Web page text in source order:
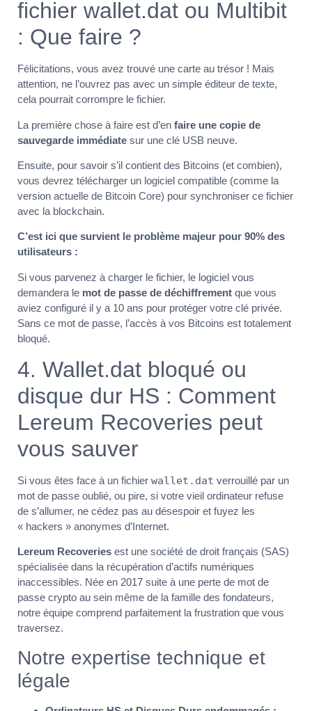
fichier wallet.dat ou Multibit
: Que faire ?
Félicitations, vous avez trouvé une carte au trésor ! Mais
attention, ne l’ouvrez pas avec un simple éditeur de texte,
cela pourrait corrompre le fichier.
La première chose à faire est d’en faire une copie de
sauvegarde immédiate sur une clé USB neuve.
Ensuite, pour savoir s’il contient des Bitcoins (et combien),
vous devrez télécharger un logiciel compatible (comme la
version actuelle de Bitcoin Core) pour synchroniser ce fichier
avec la blockchain.
C’est ici que survient le problème majeur pour 90% des
utilisateurs :
Si vous parvenez à charger le fichier, le logiciel vous
demandera le mot de passe de déchiffrement que vous
aviez configuré il y a 10 ans pour protéger votre clé privée.
Sans ce mot de passe, l’accès à vos Bitcoins est totalement
bloqué.
4. Wallet.dat bloqué ou
disque dur HS : Comment
Lereum Recoveries peut
vous sauver
Si vous êtes face à un fichier wallet.dat verrouillé par un
mot de passe oublié, ou pire, si votre vieil ordinateur refuse
de s’allumer, ne cédez pas au désespoir et fuyez les
« hackers » anonymes d’Internet.
Lereum Recoveries est une société de droit français (SAS)
spécialisée dans la récupération d’actifs numériques
inaccessibles. Née en 2017 suite à une perte de mot de
passe crypto au sein même de la famille des fondateurs,
notre équipe comprend parfaitement la frustration que vous
traversez.
Notre expertise technique et
légale